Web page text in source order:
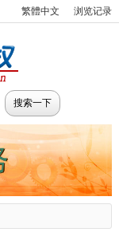
繁體中文 浏览记录